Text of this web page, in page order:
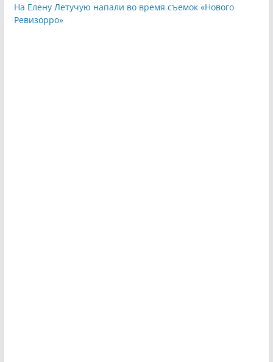
На Елену Летучую напали во время съемок «Нового
Ревизорро»